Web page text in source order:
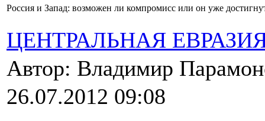
Россия и Запад: возможен ли компромисс или он уже
ЦЕНТРАЛЬНАЯ
Автор: Владимир
26.07.2012 09:08